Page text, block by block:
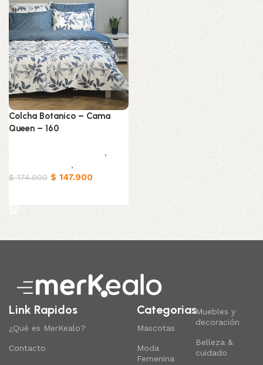
Colcha Botanico – Cama
Queen – 160
,
,
$174.000 $ 147.900
Link Rapidos
¿Qué es MerKealo?
Contacto
Categorias
Mascotas
Moda
Femenina
Muebles y
decoración
Belleza &
cuidado